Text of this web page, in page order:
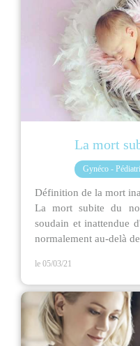
La mort
Gynéco -
Définition de la mort
La mort subite du
soudain et inattendue
normalement au-delà
le 05/03/21